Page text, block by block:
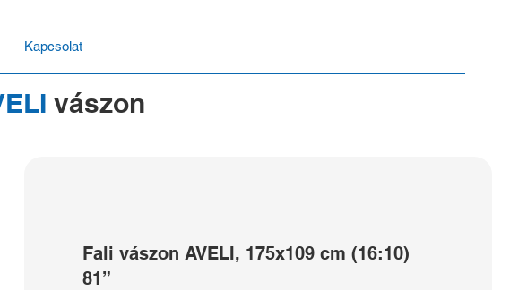
Kapcsolat
vászon
Fali vászon AVELI, 175x109 cm (16:10)
81”